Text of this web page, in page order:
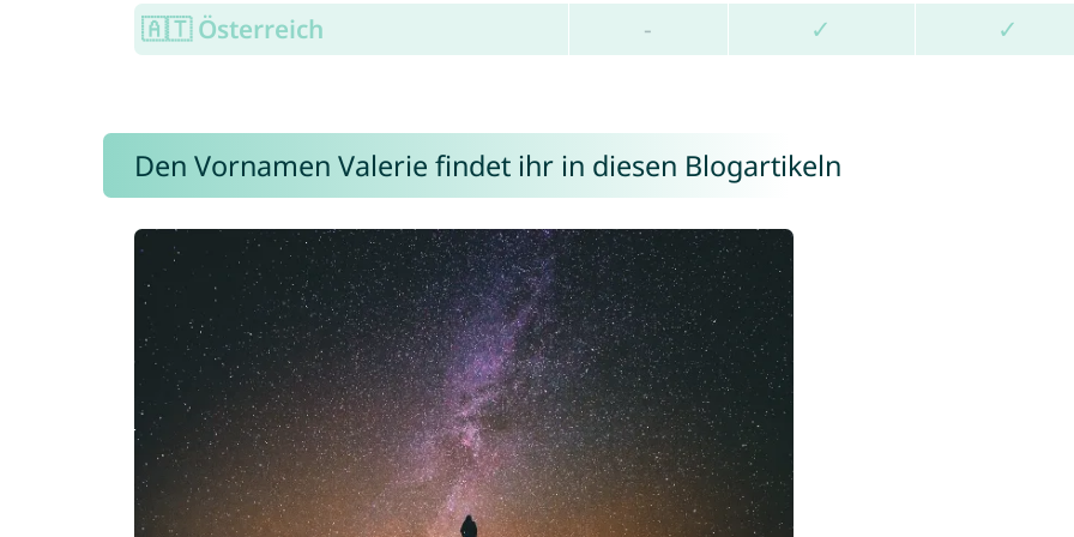
🇦🇹 Österreich - ✓ ✓
Den Vornamen Valerie findet ihr in diesen Blogartikeln